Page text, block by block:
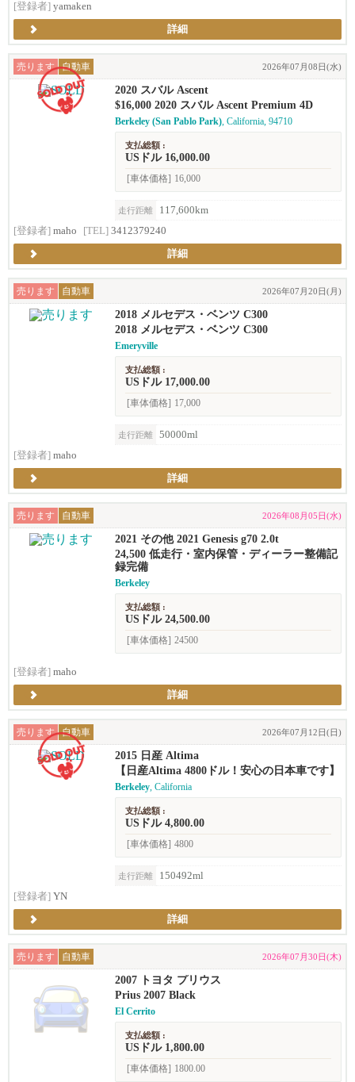
[登録者] yamaken
詳細
売ります 自動車 2026年07月08日(水)
2020 スバル Ascent
$16,000 2020 スバル Ascent Premium 4D
Berkeley (San Pablo Park), California, 94710
支払総額 :
USドル 16,000.00
[車体価格] 16,000
走行距離
117,600km
[登録者] maho [TEL] 3412379240
詳細
売ります 自動車 2026年07月20日(月)
2018 メルセデス・ベンツ C300
2018 メルセデス・ベンツ C300
Emeryville
支払総額 :
USドル 17,000.00
[車体価格] 17,000
走行距離
50000ml
[登録者] maho
詳細
売ります 自動車 2026年08月05日(水)
2021 その他 2021 Genesis g70 2.0t
24,500 低走行・室内保管・ディーラー整備記
録完備
Berkeley
支払総額 :
USドル 24,500.00
[車体価格] 24500
[登録者] maho
詳細
売ります 自動車 2026年07月12日(日)
2015 日産 Altima
【日産Altima 4800ドル！安心の日本車です】
Berkeley, California
支払総額 :
USドル 4,800.00
[車体価格] 4800
走行距離
150492ml
[登録者] YN
詳細
売ります 自動車 2026年07月30日(木)
2007 トヨタ プリウス
Prius 2007 Black
El Cerrito
支払総額 :
USドル 1,800.00
[車体価格] 1800.00